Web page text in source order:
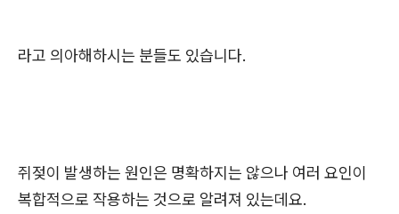
라고 의아해하시는 분들도 있습니다.
쥐젖이 발생하는 원인은 명확하지는 않으나 여러 요인이
복합적으로 작용하는 것으로 알려져 있는데요.